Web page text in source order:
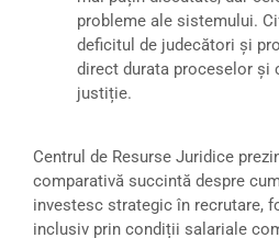
probleme ale sistemului.
deficitul de judecători și
direct durata proceselor și
justiție.
Centrul de Resurse Juridice
comparativă succintă despre
investesc strategic în recrutare,
inclusiv prin condiții salariale